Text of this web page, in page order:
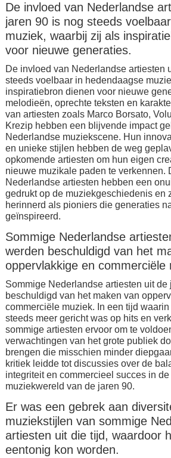
De invloed van Nederlandse
jaren 90 is nog steeds
muziek, waarbij zij als
voor nieuwe generaties.
De invloed van Nederlandse artiesten
steeds voelbaar in hedendaagse
inspiratiebron dienen voor nieuwe
melodieën, oprechte teksten en
van artiesten zoals Marco Borsato,
Krezip hebben een blijvende impact
Nederlandse muziekscene. Hun
en unieke stijlen hebben de weg
opkomende artiesten om hun eigen
nieuwe muzikale paden te verkennen.
Nederlandse artiesten hebben een
gedrukt op de muziekgeschiedenis en
herinnerd als pioniers die generaties
geïnspireerd.
Sommige Nederlandse
werden beschuldigd van het
oppervlakkige en commerciële
Sommige Nederlandse artiesten uit de
beschuldigd van het maken van
commerciële muziek. In een tijd
steeds meer gericht was op hits en
sommige artiesten ervoor om te
verwachtingen van het grote publiek
brengen die misschien minder
kritiek leidde tot discussies over de
integriteit en commercieel succes in
muziekwereld van de jaren 90.
Er was een gebrek aan
muziekstijlen van sommige
artiesten uit die tijd, waardoor
eentonig kon worden.